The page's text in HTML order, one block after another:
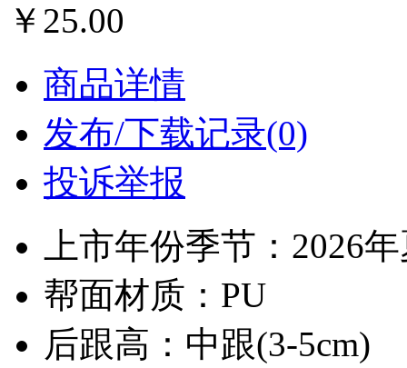
￥25.00
商品详情
发布/下载记录(0)
投诉举报
上市年份季节：2026
帮面材质：PU
后跟高：中跟(3-5cm)